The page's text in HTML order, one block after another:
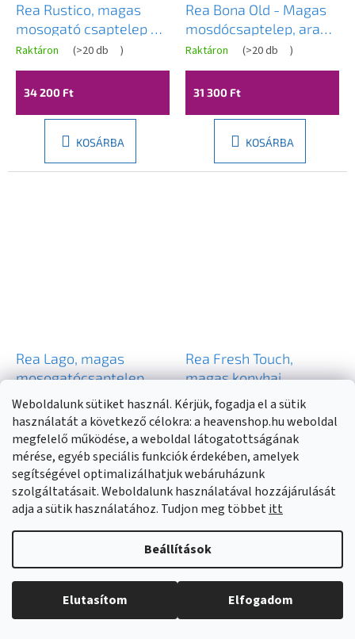
Weboldalunk sütiket használ. Kérjük, fogadja el a sütik
használatát a következő célokra: a heavenshop.hu weboldal
megfelelő működése, a weboldal látogatottságának
mérése, egyéb speciális funkciók érdekében, amelyek
segítségével optimalizálhatjuk webáruházunk
szolgáltatásait. Weboldalunk használatával hozzájárulását
adja a sütik használatához. Tudjon meg többetitt
Beállítások
Elutasítom Elfogadom
Rea Rustico, magas
mosogató csaptelep h-
370, arany matt, REA-
B5521
Raktáron (>20 db )
34 200 Ft
KOSÁRBA
Rea Bona Old - Magas
mosdócsaptelep, arany,
REA-B2150
Raktáron (>20 db )
31 300 Ft
KOSÁRBA
Rea Lago, magas
mosogatócsaptelep, H-
510, matt réz, REA-
B9337
Külső raktáron (>20 db )
30 300 Ft
KOSÁRBA
Rea Fresh Touch,
magas konyhai
csaptelep kihúzható, 2
funkciós zuhanyfejjel,
matt arany, REA-B9842
Raktáron (>20 db )
36 900 Ft
KOSÁRBA